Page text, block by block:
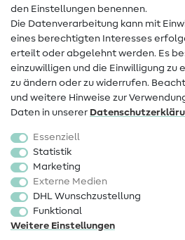
Widerrufsrecht
Beliebt
Stoffe
Sale
Schnittmuster
den Einstellungen benennen.
Die Datenverarbeitung kann mit
eines berechtigten Interesses
erteilt oder abgelehnt werden. Es
einzuwilligen und die Einwilligung zu
zu ändern oder zu widerrufen.
und weitere Hinweise zur
Daten in unserer
Essenziell
Statistik
Marketing
Externe Medien
DHL Wunschzustellung
Funktional
Weitere Einstellungen